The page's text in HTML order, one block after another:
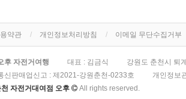
약관 개인정보처리방침 이메일 무단수집거부
후 자전거여행 대표 : 김금식 강원도 춘천시 퇴
신판매업신고 : 제2021-강원춘천-0233호 개인정보
천 자전거대여점 오후
All rights reserved.